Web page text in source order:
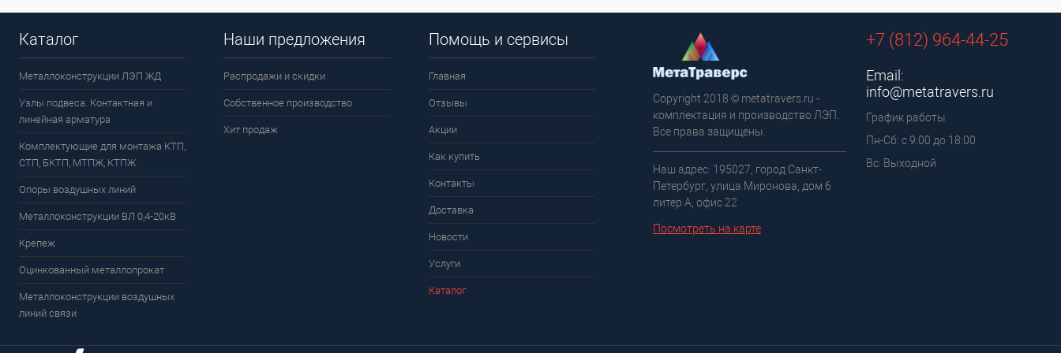
Каталог
Металлоконструкции ЛЭП ЖД
Узлы подвеса. Контактная и
линейная арматура
Комплектующие для монтажа КТП,
СТП, БКТП, МТПЖ, КТПЖ
Опоры воздушных линий
Металлоконструкции ВЛ 0,4-20кВ
Крепеж
Оцинкованный металлопрокат
Металлоконструкции воздушных
линий связи
Наши предложения
Распродажи и скидки
Собственное производство
Хит продаж
Помощь и сервисы
Главная
Отзывы
Акции
Как купить
Контакты
Доставка
Новости
Услуги
Каталог
Copyright 2018 © metatravers.ru -
комплектация и производство ЛЭП.
Все права защищены.
Наш адрес: 195027, город Санкт-
Петербург, улица Миронова, дом 6
литер А, офис 22
Посмотреть на карте
+7 (812) 964-44-25
Email:
info@metatravers.ru
График работы
Пн-Сб: с 9:00 до 18:00
Вс: Выходной